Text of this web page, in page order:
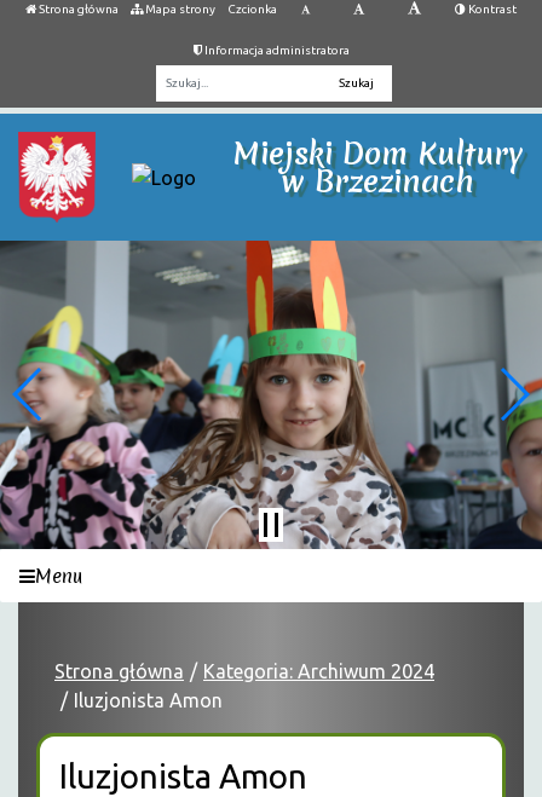
Strona główna Mapa strony Czcionka Kontrast
Informacja administratora
Miejski Dom Kultury
w Brzezinach
Menu
Strona główna
Kategoria: Archiwum 2024
Iluzjonista Amon
Iluzjonista Amon